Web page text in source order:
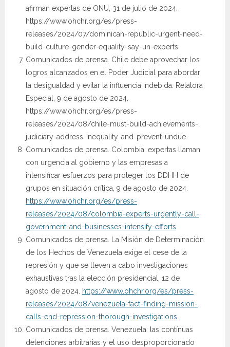
afirman expertas de ONU, 31 de julio de 2024.
https://www.ohchr.org/es/press-
releases/2024/07/dominican-republic-urgent-need-
build-culture-gender-equality-say-un-experts
Comunicados de prensa. Chile debe aprovechar los
logros alcanzados en el Poder Judicial para abordar
la desigualdad y evitar la influencia indebida: Relatora
Especial, 9 de agosto de 2024.
https://www.ohchr.org/es/press-
releases/2024/08/chile-must-build-achievements-
judiciary-address-inequality-and-prevent-undue
Comunicados de prensa. Colombia: expertas llaman
con urgencia al gobierno y las empresas a
intensificar esfuerzos para proteger los DDHH de
grupos en situación crítica, 9 de agosto de 2024.
https://www.ohchr.org/es/press-
releases/2024/08/colombia-experts-urgently-call-
government-and-businesses-intensify-efforts
Comunicados de prensa. La Misión de Determinación
de los Hechos de Venezuela exige el cese de la
represión y que se lleven a cabo investigaciones
exhaustivas tras la elección presidencial, 12 de
agosto de 2024. https://www.ohchr.org/es/press-
releases/2024/08/venezuela-fact-finding-mission-
calls-end-repression-thorough-investigations
Comunicados de prensa. Venezuela: las contínuas
detenciones arbitrarias y el uso desproporcionado